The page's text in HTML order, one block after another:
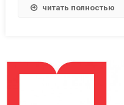
читать полностью